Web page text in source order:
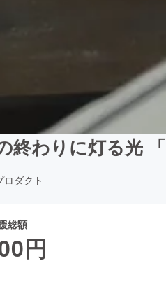
わりに灯る光 「
ロダクト
総額
円